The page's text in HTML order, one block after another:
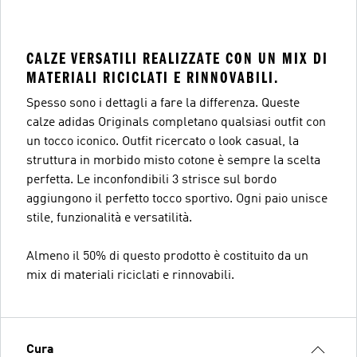
CALZE VERSATILI REALIZZATE CON UN MIX DI
MATERIALI RICICLATI E RINNOVABILI.
Spesso sono i dettagli a fare la differenza. Queste
calze adidas Originals completano qualsiasi outfit con
un tocco iconico. Outfit ricercato o look casual, la
struttura in morbido misto cotone è sempre la scelta
perfetta. Le inconfondibili 3 strisce sul bordo
aggiungono il perfetto tocco sportivo. Ogni paio unisce
stile, funzionalità e versatilità.
Almeno il 50% di questo prodotto è costituito da un
mix di materiali riciclati e rinnovabili.
Cura